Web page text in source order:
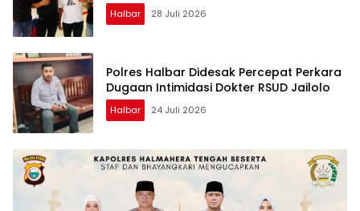
Halbar 28 Juli 2026
Polres Halbar Didesak Percepat Perkara
Dugaan Intimidasi Dokter RSUD Jailolo
Halbar 24 Juli 2026